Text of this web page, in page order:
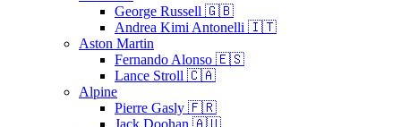
George Russell 🇬🇧
Andrea Kimi Antonelli 🇮🇹
Aston Martin
Fernando Alonso 🇪🇸
Lance Stroll 🇨🇦
Alpine
Pierre Gasly 🇫🇷
Jack Doohan 🇦🇺